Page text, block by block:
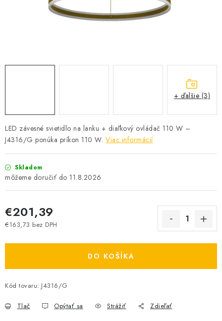
DOM A ZÁHRADA
Reklamácie a formulár na odstúpenie od zmluvy
Obchodné podmienky
Podmienky ochrany osobných údajov
O nás - MEGALED & JANTON Zákamenné
Zľavy pre profíkov
Hodnotenie obchodu
LED závesné svietidlo na lanku + diaľkový ovládač 110 W –
J4316/G ponúka príkon 110 W. Viac informácií
Skladom
11.8.2026
€201,39
€163,73 bez DPH
DO KOŠÍKA
Kód tovaru: J4316/G
Tlač Opýtať sa Strážiť Zdieľať
+ ďalšie (3)